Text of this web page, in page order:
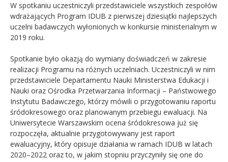
W spotkaniu uczestniczyli przedstawiciele wszystkich zespołów
wdrażających Program IDUB z pierwszej dziesiątki najlepszych
uczelni badawczych wyłonionych w konkursie ministerialnym w
2019 roku.
Spotkanie było okazją do wymiany doświadczeń w zakresie
realizacji Programu na różnych uczelniach. Uczestniczyli w nim
przedstawiciele Departamentu Nauki Ministerstwa Edukacji i
Nauki oraz Ośrodka Przetwarzania Informacji – Państwowego
Instytutu Badawczego, którzy mówili o przygotowaniu raportu
śródokresowego oraz planowanym przebiegu ewaluacji. Na
Uniwersytecie Warszawskim ocena śródokresowa już się
rozpoczęła, aktualnie przygotowywany jest raport
ewaluacyjny, który opisuje działania w ramach IDUB w latach
2020–2022 oraz to, w jakim stopniu przyczyniły się one do